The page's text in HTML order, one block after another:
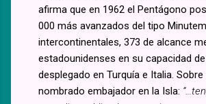
afirma que en 1962 el Pentágono
000 más avanzados del tipo
intercontinentales, 373 de alcance
estadounidenses en su capacidad
desplegado en Turquía e Italia.
nombrado embajador en la Isla: